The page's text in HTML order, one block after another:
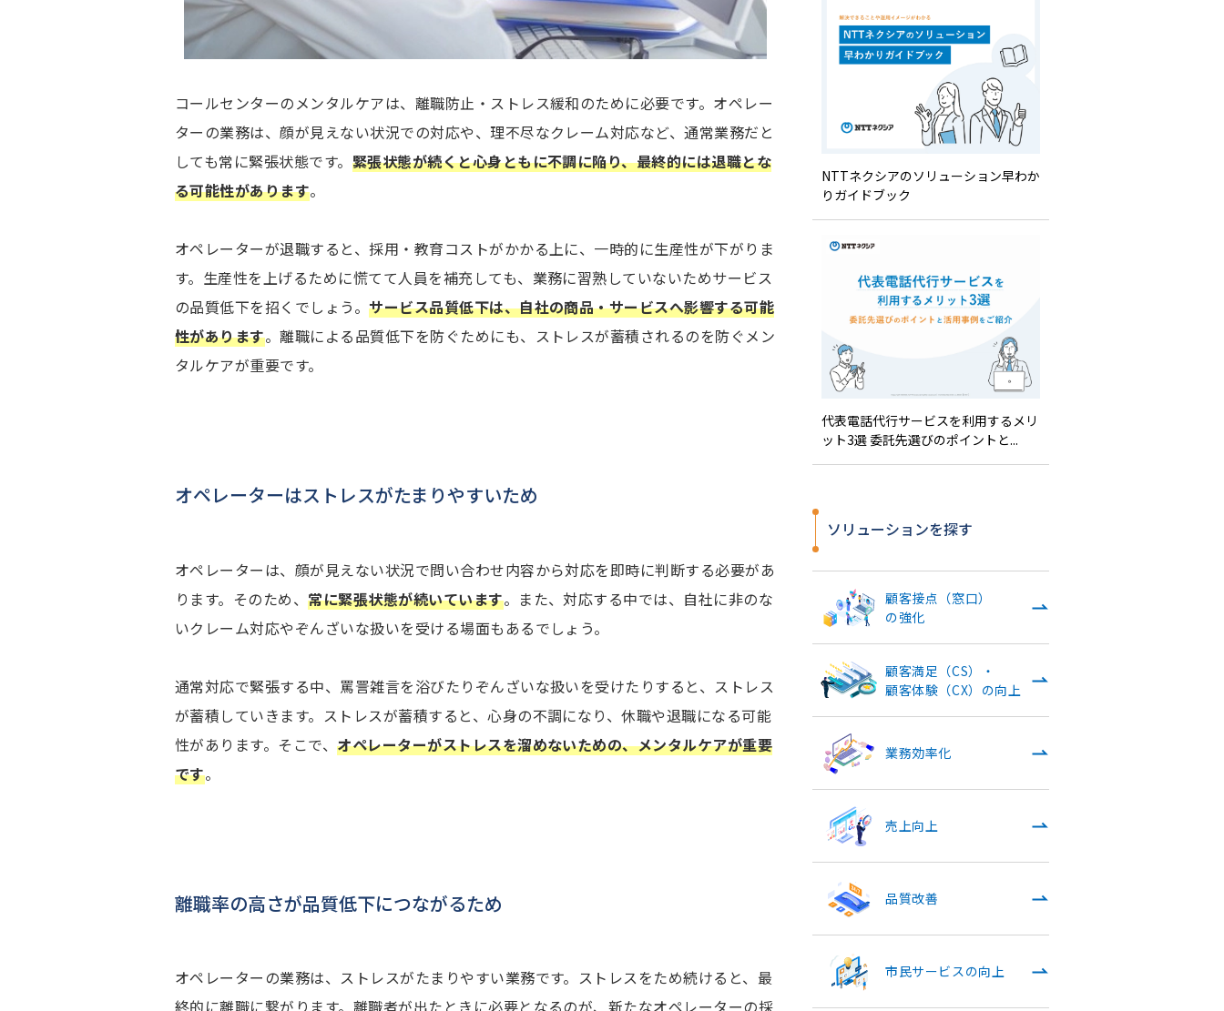
コールセンターのメンタルケアは、離職防止・ストレス緩和のために必要です。オペレー
ターの業務は、顔が見えない状況での対応や、理不尽なクレーム対応など、通常業務だと
しても常に緊張状態です。 緊張状態が続くと心身ともに不調に陥り、最終的には退職とな
る可能性があります。
オペレーターが退職すると、採用・教育コストがかかる上に、一時的に生産性が下がりま
す。生産性を上げるために慌てて人員を補充しても、業務に習熟していないためサービス
の品質低下を招くでしょう。サービス品質低下は、自社の商品・サービスへ影響する可能
性があります。離職による品質低下を防ぐためにも、ストレスが蓄積されるのを防ぐメン
タルケアが重要です。
オペレーターはストレスがたまりやすいため
オペレーターは、顔が見えない状況で問い合わせ内容から対応を即時に判断する必要があ
ります。そのため、常に緊張状態が続いています。また、対応する中では、自社に非のな
いクレーム対応やぞんざいな扱いを受ける場面もあるでしょう。
通常対応で緊張する中、罵詈雑言を浴びたりぞんざいな扱いを受けたりすると、ストレス
が蓄積していきます。ストレスが蓄積すると、心身の不調になり、休職や退職になる可能
性があります。そこで、オペレーターがストレスを溜めないための、メンタルケアが重要
です。
離職率の高さが品質低下につながるため
オペレーターの業務は、ストレスがたまりやすい業務です。ストレスをため続けると、最
NTTネクシアのソリューション早わか
りガイドブック
代表電話代行サービスを利用するメリ
ット3選 委託先選びのポイントと...
ソリューションを探す
顧客接点（窓口）
の強化
顧客満足（CS）・
顧客体験（CX）の向上
業務効率化
売上向上
品質改善
市民サービスの向上